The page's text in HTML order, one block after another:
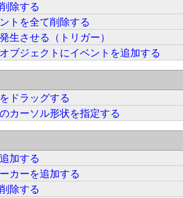
除する
トを全て削除する
生させる（トリガー）
ブジェクトにイベントを追加する
ドラッグする
カーソル形状を指定する
加する
カーを追加する
除する